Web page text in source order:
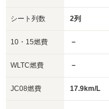
シート列数 2列
10・15燃費 －
WLTC燃費 －
JC08燃費 17.9km/L